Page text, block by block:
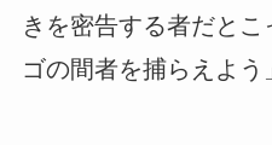
きを密告する者だとこ
ゴの間者を捕らえよう